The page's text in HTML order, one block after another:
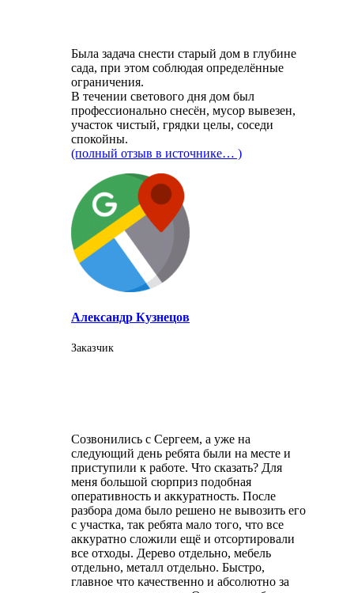
Была задача снести старый дом в глубине
сада, при этом соблюдая определённые
ограничения.
В течении светового дня дом был
профессионально снесён, мусор вывезен,
участок чистый, грядки целы, соседи
спокойны.
(полный отзыв в источнике… )
Александр Кузнецов
Заказчик
Созвонились с Сергеем, а уже на
следующий день ребята были на месте и
приступили к работе. Что сказать? Для
меня большой сюрприз подобная
оперативность и аккуратность. После
разбора дома было решено не вывозить его
с участка, так ребята мало того, что все
аккуратно сложили ещё и отсортировали
все отходы. Дерево отдельно, мебель
отдельно, металл отдельно. Быстро,
главное что качественно и абсолютно за